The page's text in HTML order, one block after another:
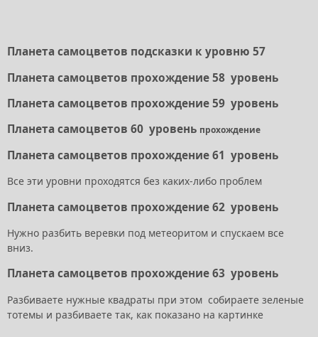
Планета самоцветов подсказки к уровню 57
Планета самоцветов прохождение 58 уровень
Планета самоцветов прохождение 59 уровень
Планета самоцветов 60 уровень прохождение
Планета самоцветов прохождение 61 уровень
Все эти уровни проходятся без каких-либо проблем
Планета самоцветов прохождение 62 уровень
Нужно разбить веревки под метеоритом и спускаем все
вниз.
Планета самоцветов прохождение 63 уровень
Разбиваете нужные квадраты при этом собираете зеленые
тотемы и разбиваете так, как показано на картинке